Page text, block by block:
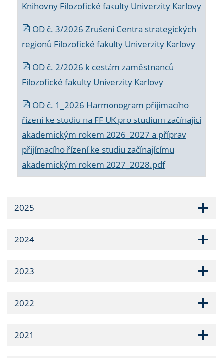
Knihovny Filozofické fakulty Univerzity Karlovy
OD č. 3/2026 Zrušení Centra strategických
regionů Filozofické fakulty Univerzity Karlovy
OD č. 2/2026 k cestám zaměstnanců
Filozofické fakulty Univerzity Karlovy
OD č. 1_2026 Harmonogram přijímacího
řízení ke studiu na FF UK pro studium začínající
akademickým rokem 2026_2027 a příprav
přijímacího řízení ke studiu začínajícímu
akademickým rokem 2027_2028.pdf
2025
2024
2023
2022
2021